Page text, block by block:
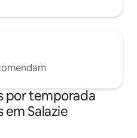
por temporada
Salazie